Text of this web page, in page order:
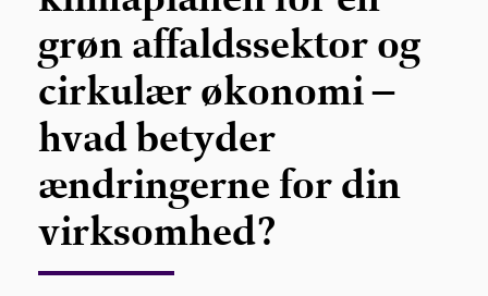
grøn affaldssektor og
cirkulær økonomi –
hvad betyder
ændringerne for din
virksomhed?